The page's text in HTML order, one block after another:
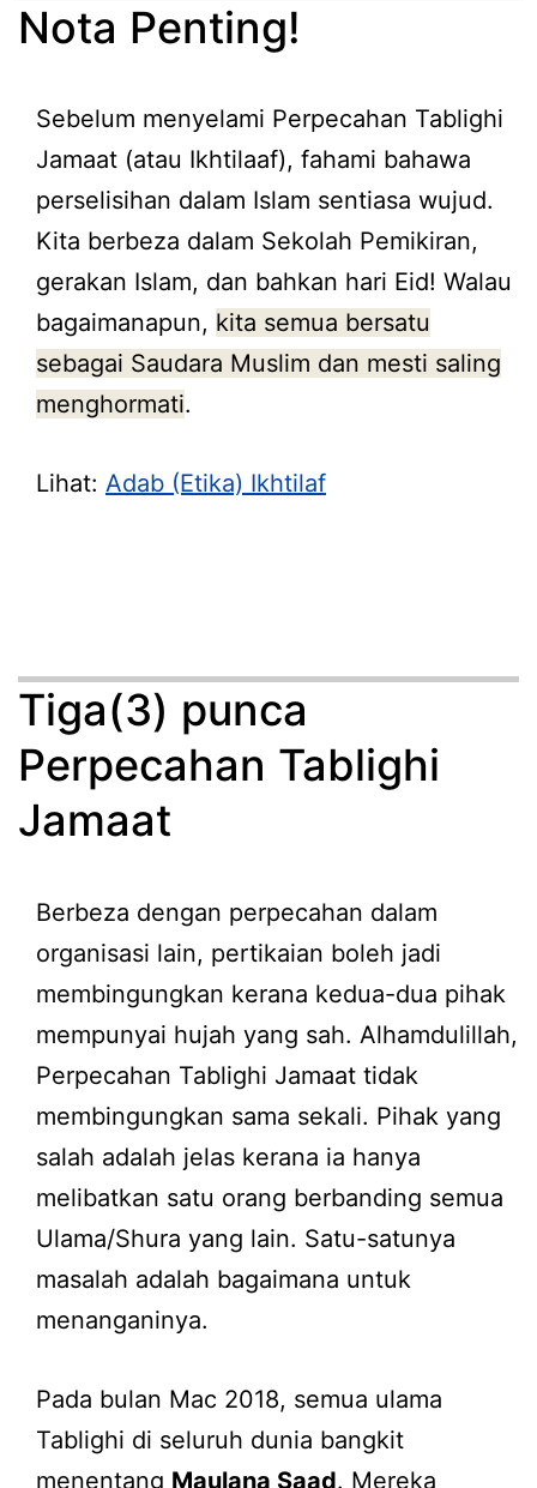
Nota Penting!
Sebelum menyelami Perpecahan Tablighi
Jamaat (atau Ikhtilaaf), fahami bahawa
perselisihan dalam Islam sentiasa wujud.
Kita berbeza dalam Sekolah Pemikiran,
gerakan Islam, dan bahkan hari Eid! Walau
bagaimanapun, kita semua bersatu
sebagai Saudara Muslim dan mesti saling
menghormati.
Lihat: Adab (Etika) Ikhtilaf
Tiga(3) punca
Perpecahan Tablighi
Jamaat
Berbeza dengan perpecahan dalam
organisasi lain, pertikaian boleh jadi
membingungkan kerana kedua-dua pihak
mempunyai hujah yang sah. Alhamdulillah,
Perpecahan Tablighi Jamaat tidak
membingungkan sama sekali. Pihak yang
salah adalah jelas kerana ia hanya
melibatkan satu orang berbanding semua
Ulama/Shura yang lain. Satu-satunya
masalah adalah bagaimana untuk
menanganinya.
Pada bulan Mac 2018, semua ulama
Tablighi di seluruh dunia bangkit
menentang Maulana Saad. Mereka